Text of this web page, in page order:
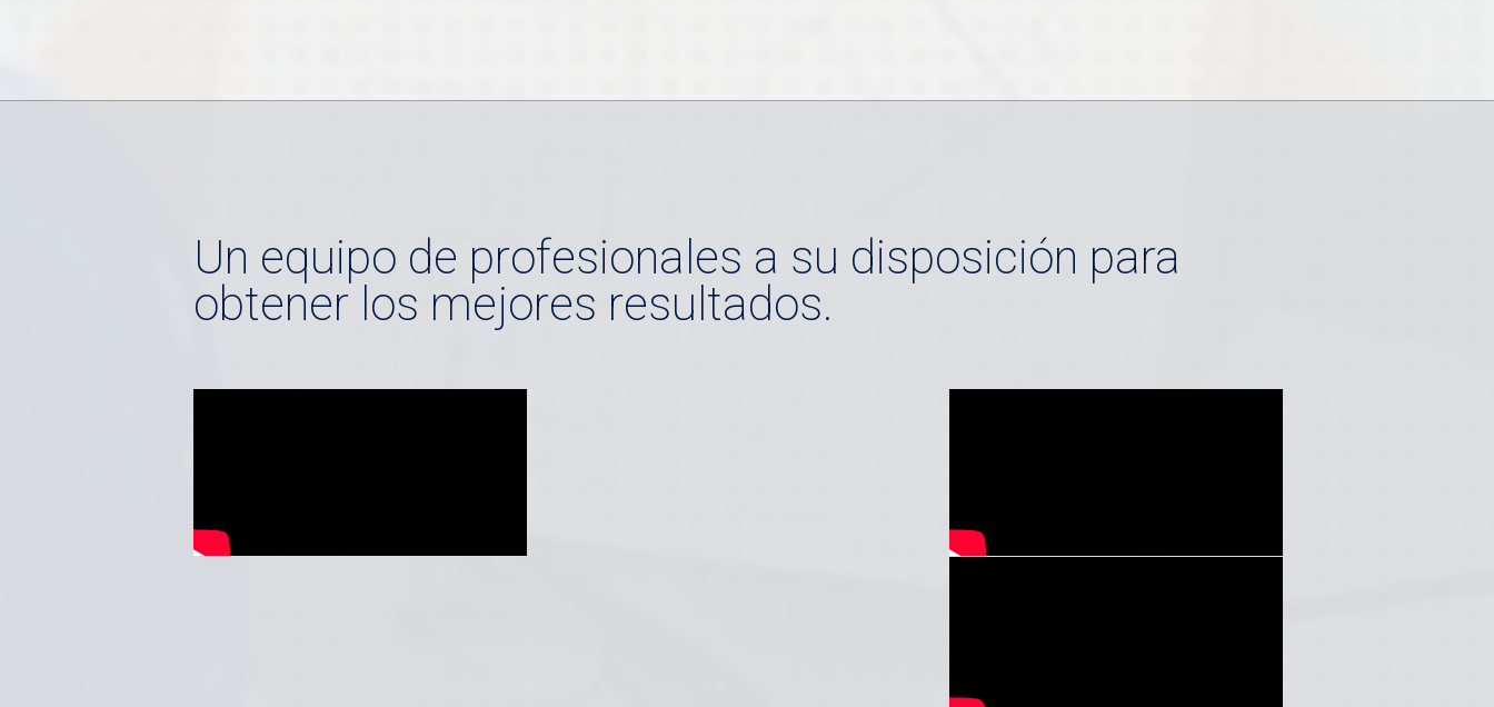
Un equipo de profesionales a su disposición para
obtener los mejores resultados.